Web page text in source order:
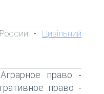
- Цивільний
Аграрное право -
право -